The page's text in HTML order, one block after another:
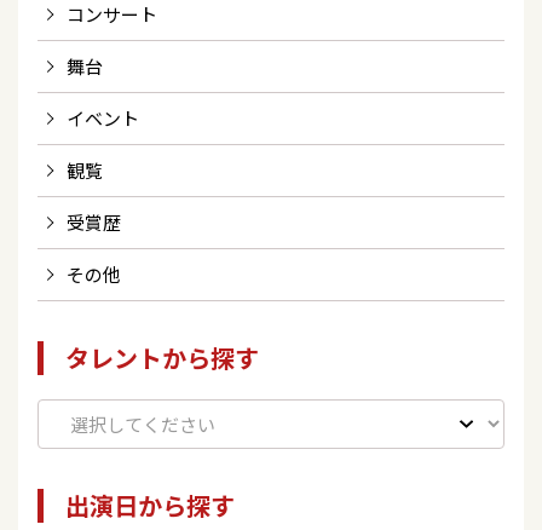
コンサート
舞台
イベント
観覧
受賞歴
その他
タレントから探す
出演日から探す